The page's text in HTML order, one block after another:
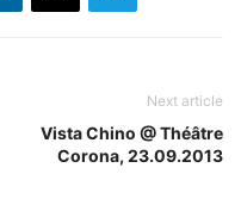
Next article
Vista Chino @ Théâtre
Corona, 23.09.2013